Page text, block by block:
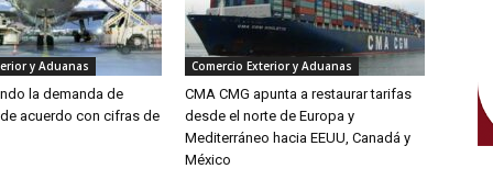
y Aduanas
la demanda de
acuerdo con cifras de
Comercio Exterior y Aduanas
CMA CMG apunta a restaurar tarifas
desde el norte de Europa y
Mediterráneo hacia EEUU, Canadá y
México